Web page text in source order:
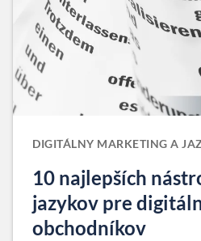
DIGITÁLNY MARKETING A
10 najlepších
jazykov pre
obchodníkov